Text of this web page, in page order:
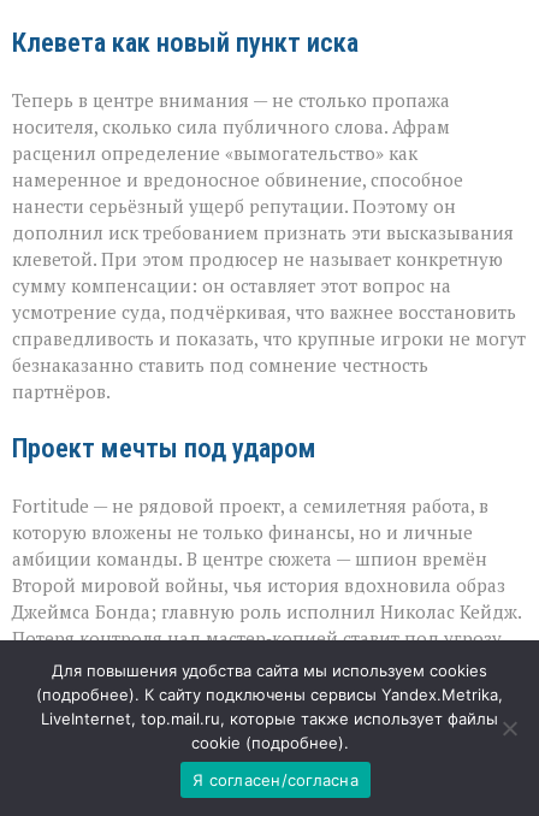
Клевета как новый пункт иска
Теперь в центре внимания — не столько пропажа
носителя, сколько сила публичного слова. Афрам
расценил определение «вымогательство» как
намеренное и вредоносное обвинение, способное
нанести серьёзный ущерб репутации. Поэтому он
дополнил иск требованием признать эти высказывания
клеветой. При этом продюсер не называет конкретную
сумму компенсации: он оставляет этот вопрос на
усмотрение суда, подчёркивая, что важнее восстановить
справедливость и показать, что крупные игроки не могут
безнаказанно ставить под сомнение честность
партнёров.
Проект мечты под ударом
Fortitude — не рядовой проект, а семилетняя работа, в
которую вложены не только финансы, но и личные
амбиции команды. В центре сюжета — шпион времён
Второй мировой войны, чья история вдохновила образ
Джеймса Бонда; главную роль исполнил Николас Кейдж.
Потеря контроля над мастер‑копией ставит под угрозу
весь дальнейший путь картины: от продаж прав до
наградного сезона. Для индустрии этот случай
становится тревожным сигналом: даже при работе с
гигантами вопрос безопасности материалов остаётся
критически важным, а публичная риторика способна
ранить не меньше, чем юридические просчёты.
Для повышения удобства сайта мы используем cookies
(подробнее). К сайту подключены сервисы Yandex.Metrika,
LiveInternet, top.mail.ru, которые также использует файлы
cookie (подробнее).
Я согласен/согласна